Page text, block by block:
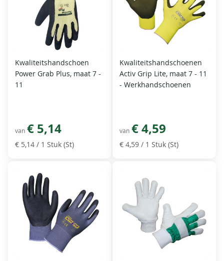
Kwaliteitshandschoen
Power Grab Plus, maat 7 -
11
van € 5,14
€ 5,14 / 1 Stuk (St)
Kwaliteitshandschoenen
Activ Grip Lite, maat 7 - 11
- Werkhandschoenen
van € 4,59
€ 4,59 / 1 Stuk (St)